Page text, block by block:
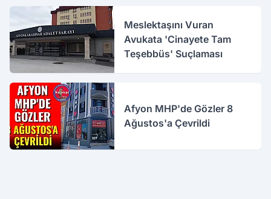
Meslektaşını Vuran
Avukata 'Cinayete Tam
Teşebbüs' Suçlaması
Afyon MHP'de Gözler 8
Ağustos'a Çevrildi